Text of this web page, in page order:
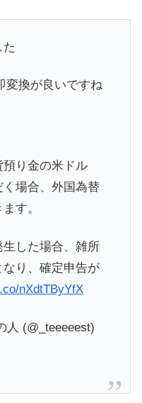
変換が良いですね
り金の米ドル
場合、外国為替
す。
した場合、雑所
り、確定申告が
nXdtTByYfX
(@_teeeeest)